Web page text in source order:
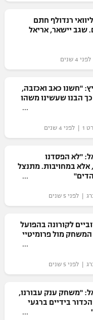
רנדולף חתם
שגב יישאר, אריאל
שנים
"חשנו כאב ואכזבה,
הבנו שעשינו משהו
"לא הפסדנו
אלא במחויבות. מתנצל
5 שנים
לקורונה בהפועל
המשחק מול פרומיטיי
5 שנים
"משחק ענק עבורנו,
בידיים ברגעי